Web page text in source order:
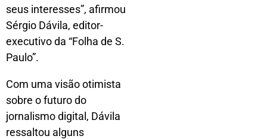
seus interesses”, afirmou
Sérgio Dávila, editor-
executivo da “Folha de S.
Paulo”.
Com uma visão otimista
sobre o futuro do
jornalismo digital, Dávila
ressaltou alguns